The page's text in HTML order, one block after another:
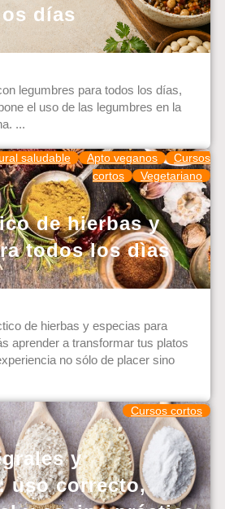
días
legumbres para todos los días,
el uso de las legumbres en la
...
saludable Apto veganos
Cursos
cortos
Vegetariano
de hierbas y
todos los dìas
de hierbas y especias para
aprender a transformar tus platos
no sólo de placer sino
Cursos cortos
y
uso correcto,